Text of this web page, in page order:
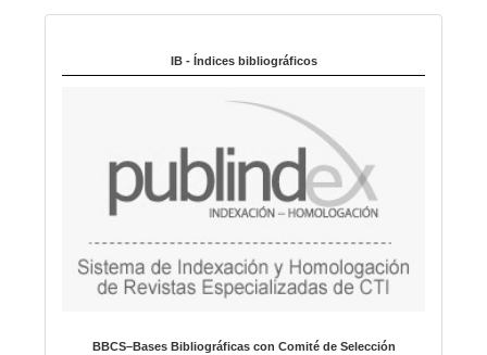
m
IB - Índices bibliográficos
BBCS–Bases Bibliográficas con Comité de Selección